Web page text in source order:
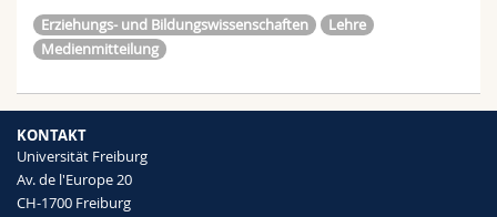
Erziehungs- und Bildungswissenschaften
Lehre
Medienmitteilung
KONTAKT
Universität Freiburg
Av. de l'Europe 20
CH-1700 Freiburg